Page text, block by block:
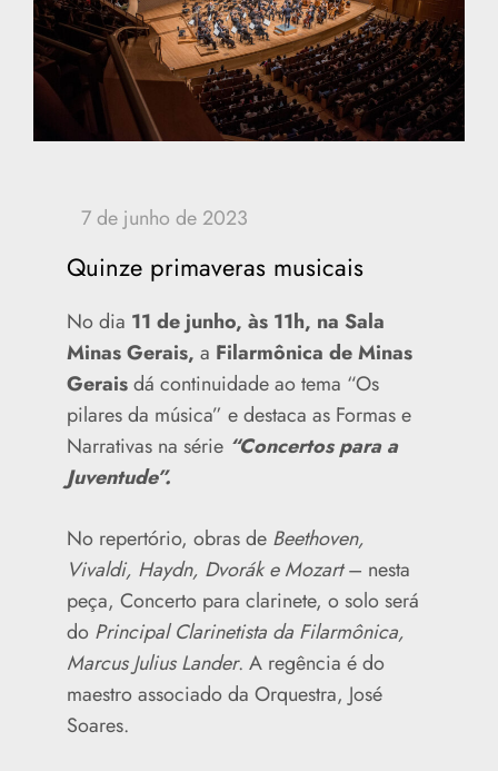
Quinze primaveras musicais
No dia 11 de junho, às 11h, na Sala
Minas Gerais, a Filarmônica de Minas
Geraisdá continuidade ao tema “Os
pilares da música” e destaca as Formas e
Narrativas na série “Concertos para a
Juventude”.
No repertório, obras de Beethoven,
Vivaldi, Haydn, Dvorák e Mozart– nesta
peça, Concerto para clarinete, o solo será
do Principal Clarinetista da Filarmônica,
Marcus Julius Lander. A regência é do
maestro associado da Orquestra, José
Soares.